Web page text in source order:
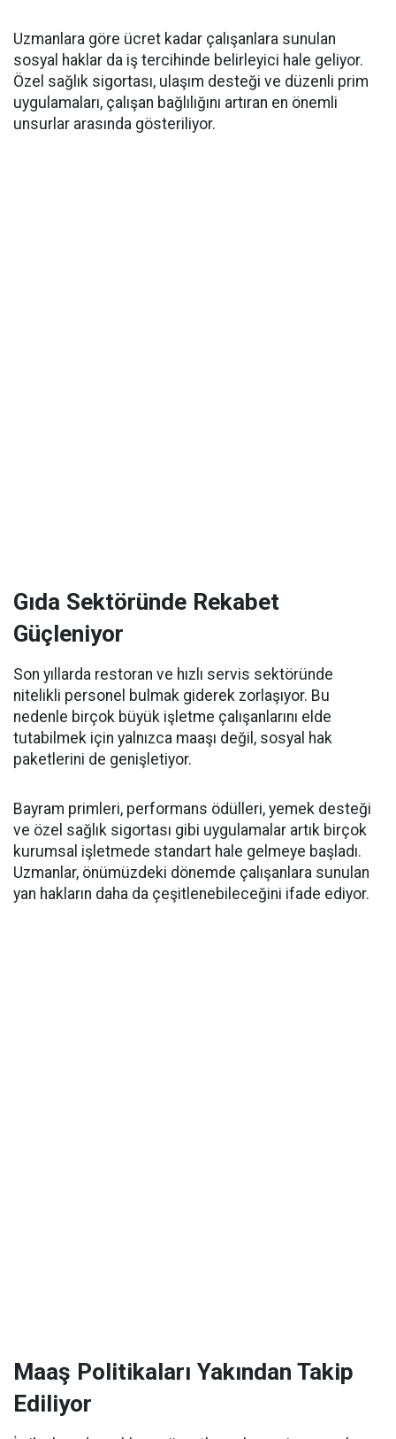
Uzmanlara göre ücret kadar çalışanlara sunulan
sosyal haklar da iş tercihinde belirleyici hale geliyor.
Özel sağlık sigortası, ulaşım desteği ve düzenli prim
uygulamaları, çalışan bağlılığını artıran en önemli
unsurlar arasında gösteriliyor.
Gıda Sektöründe Rekabet
Güçleniyor
Son yıllarda restoran ve hızlı servis sektöründe
nitelikli personel bulmak giderek zorlaşıyor. Bu
nedenle birçok büyük işletme çalışanlarını elde
tutabilmek için yalnızca maaşı değil, sosyal hak
paketlerini de genişletiyor.
Bayram primleri, performans ödülleri, yemek desteği
ve özel sağlık sigortası gibi uygulamalar artık birçok
kurumsal işletmede standart hale gelmeye başladı.
Uzmanlar, önümüzdeki dönemde çalışanlara sunulan
yan hakların daha da çeşitlenebileceğini ifade ediyor.
Maaş Politikaları Yakından Takip
Ediliyor